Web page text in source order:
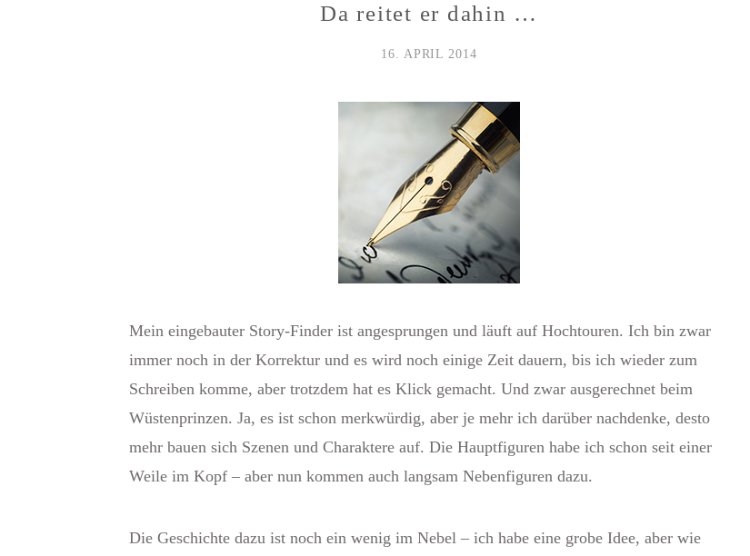
Da reitet er dahin …
16. APRIL 2014
Mein eingebauter Story-Finder ist angesprungen und läuft auf Hochtouren. Ich bin zwar
immer noch in der Korrektur und es wird noch einige Zeit dauern, bis ich wieder zum
Schreiben komme, aber trotzdem hat es Klick gemacht. Und zwar ausgerechnet beim
Wüstenprinzen. Ja, es ist schon merkwürdig, aber je mehr ich darüber nachdenke, desto
mehr bauen sich Szenen und Charaktere auf. Die Hauptfiguren habe ich schon seit einer
Weile im Kopf – aber nun kommen auch langsam Nebenfiguren dazu.
Die Geschichte dazu ist noch ein wenig im Nebel – ich habe eine grobe Idee, aber wie